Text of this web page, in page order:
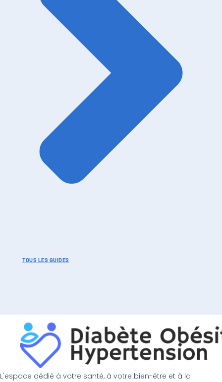
TOUS LES GUIDES
L'espace dédié à votre santé, à votre bien-être et à la